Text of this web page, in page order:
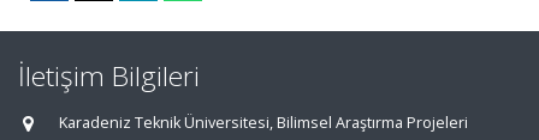
İletişim Bilgileri
Karadeniz Teknik Üniversitesi, Bilimsel Araştırma Projeleri